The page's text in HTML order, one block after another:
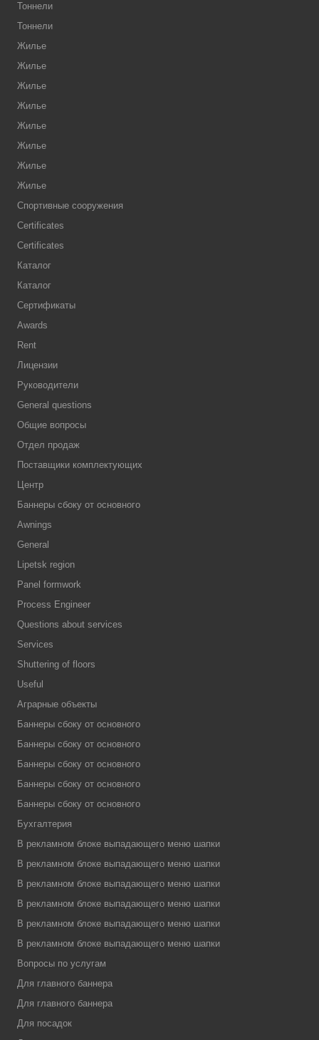
Тоннели
Тоннели
Жилье
Жилье
Жилье
Жилье
Жилье
Жилье
Жилье
Жилье
Спортивные сооружения
Certificates
Certificates
Каталог
Каталог
Сертификаты
Awards
Rent
Лицензии
Руководители
General questions
Общие вопросы
Отдел продаж
Поставщики комплектующих
Центр
Баннеры сбоку от основного
Awnings
General
Lipetsk region
Panel formwork
Process Engineer
Questions about services
Services
Shuttering of floors
Useful
Аграрные объекты
Баннеры сбоку от основного
Баннеры сбоку от основного
Баннеры сбоку от основного
Баннеры сбоку от основного
Баннеры сбоку от основного
Бухгалтерия
В рекламном блоке выпадающего меню шапки
В рекламном блоке выпадающего меню шапки
В рекламном блоке выпадающего меню шапки
В рекламном блоке выпадающего меню шапки
В рекламном блоке выпадающего меню шапки
В рекламном блоке выпадающего меню шапки
Вопросы по услугам
Для главного баннера
Для главного баннера
Для посадок